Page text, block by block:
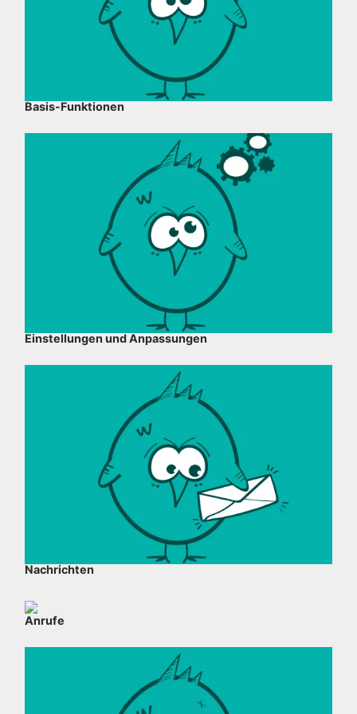
Basis-Funktionen
Einstellungen und Anpassungen
Nachrichten
Anrufe